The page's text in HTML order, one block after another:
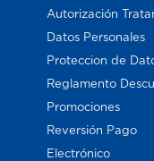
Autorización
Datos Personales
Proteccion de
Reglamento
Promociones
Reversión Pago
Electrónico